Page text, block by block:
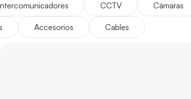
CCTV Cámaras
Accesorios Cables